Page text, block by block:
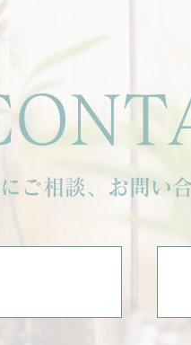
ご相談、お問い